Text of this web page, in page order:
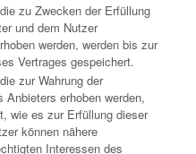
zu Zwecken der Erfüllung
und dem Nutzer
werden, werden bis zur
Vertrages gespeichert.
zur Wahrung der
erhoben werden,
wie es zur Erfüllung dieser
können nähere
Interessen des